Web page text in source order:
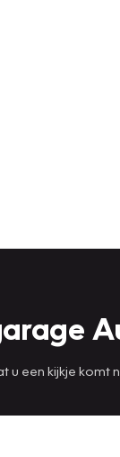
een kijkje komt